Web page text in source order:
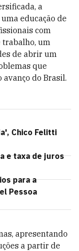
a
educação de
com
trabalho, um
de abrir um
que
do Brasil.
Chico Felitti
e taxa de juros
para a
Pessoa
apresentando
a partir de